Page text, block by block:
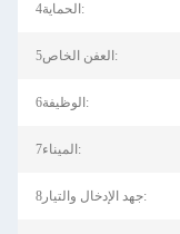
4الحماية:
5العفن الخاص:
6الوظيفة:
7الميناء:
8جهد الإدخال والتيار: